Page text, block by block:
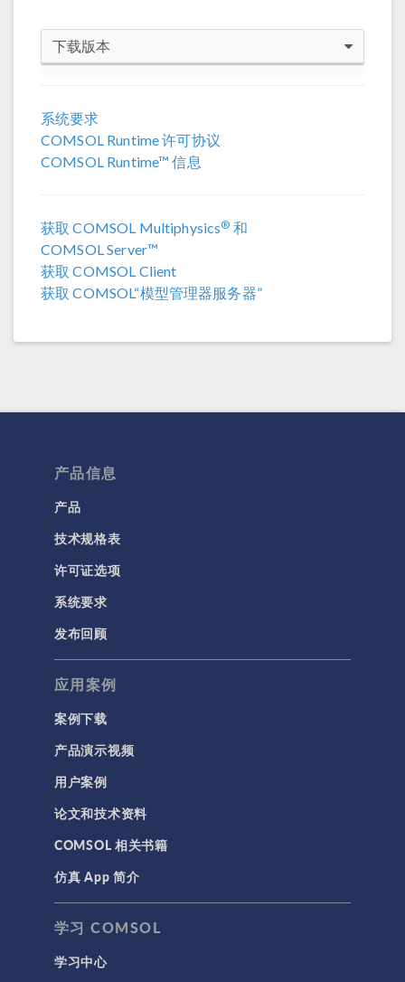
下载版本
COMSOL 6.3
COMSOL 6.2 更新 3(6.2.0.415)
COMSOL 6.2 更新 2
COMSOL 6.2 更新 1
COMSOL 6.2(6.2.0.278)
COMSOL 6.1 更新 1
COMSOL 6.1
COMSOL 6.0(6.0.0.312)
COMSOL 5.6 更新 2
COMSOL 5.6 更新 1
COMSOL 5.6
COMSOL 5.6 预发行版 1
COMSOL 5.5 更新 3
COMSOL 5.5 更新 2(5.5.0.352)
COMSOL 5.5 更新 1
COMSOL 5.5
系统要求
COMSOL Runtime 许可协议
COMSOL Runtime™ 信息
获取 COMSOL Multiphysics® 和
COMSOL Server™
获取 COMSOL Client
获取 COMSOL“模型管理器服务器”
产品信息
产品
技术规格表
许可证选项
系统要求
发布回顾
应用案例
案例下载
产品演示视频
用户案例
论文和技术资料
COMSOL 相关书籍
仿真 App 简介
学习 COMSOL
学习中心